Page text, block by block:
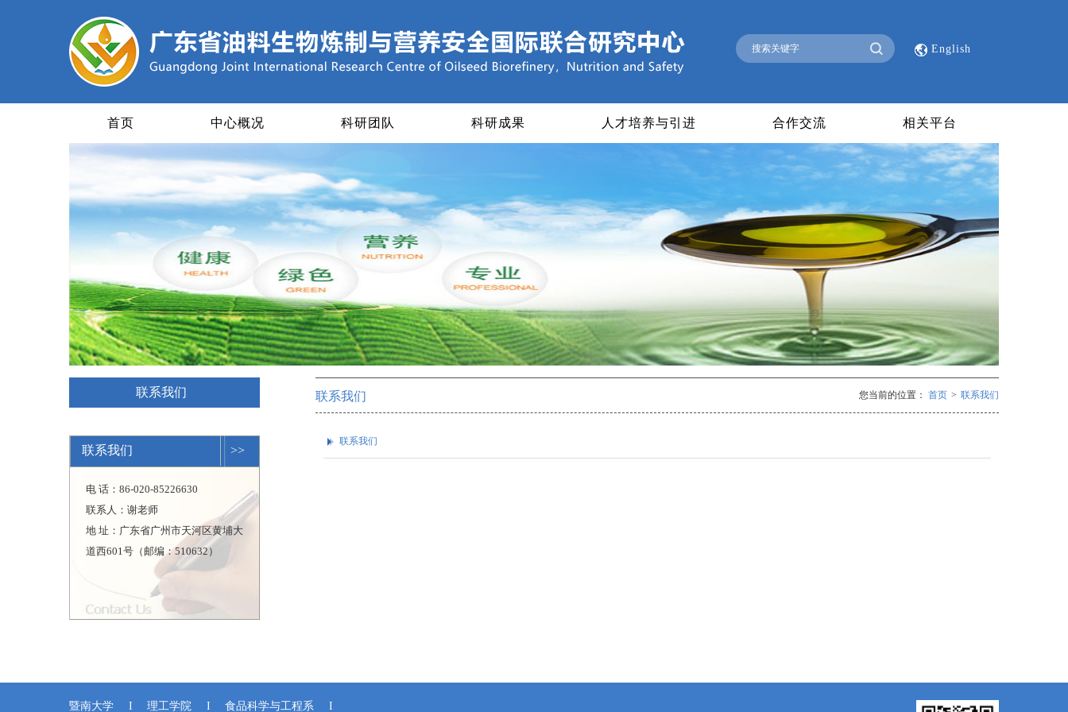
English
首页 中心概况 科研团队 科研成果 人才培养与引进 合作交流 相关平台
联系我们
联系我们 >>
电 话：86-020-85226630
联系人：谢老师
地 址：广东省广州市天河区黄埔大
道西601号（邮编：510632）
联系我们 您当前的位置： 首页 > 联系我们
联系我们
暨南大学 I 理工学院 I 食品科学与工程系 I